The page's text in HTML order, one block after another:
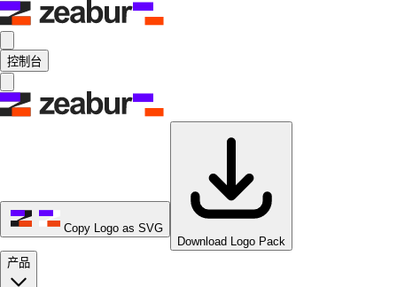
控制台
Copy Logo as SVG
Download Logo Pack
产品